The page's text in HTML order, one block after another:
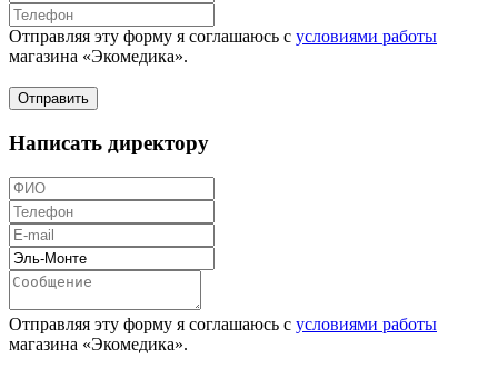
Отправляя эту форму я соглашаюсь с условиями работы
магазина «Экомедика».
Написать директору
Отправляя эту форму я соглашаюсь с условиями работы
магазина «Экомедика».